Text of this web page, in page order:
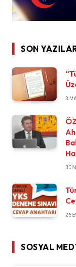
SON
3
30
26
SOSYAL